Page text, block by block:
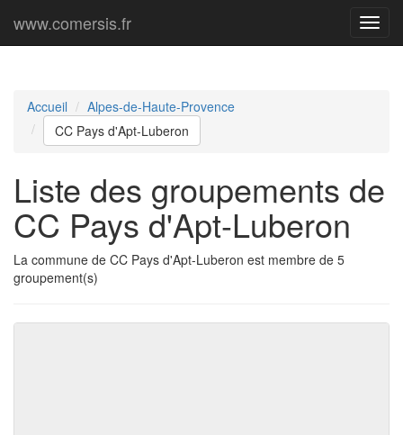
Menu
www.comersis.fr
Accueil
Alpes-de-Haute-Provence
CC Pays d'Apt-Luberon
Liste des groupements de
CC Pays d'Apt-Luberon
La commune de CC Pays d'Apt-Luberon est membre de 5
groupement(s)